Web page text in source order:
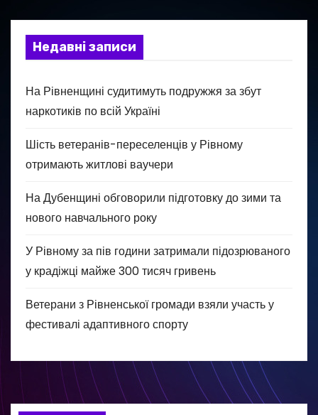
Недавні записи
На Рівненщині судитимуть подружжя за збут
наркотиків по всій Україні
Шість ветеранів-переселенців у Рівному
отримають житлові ваучери
На Дубенщині обговорили підготовку до зими та
нового навчального року
У Рівному за пів години затримали підозрюваного
у крадіжці майже 300 тисяч гривень
Ветерани з Рівненської громади взяли участь у
фестивалі адаптивного спорту